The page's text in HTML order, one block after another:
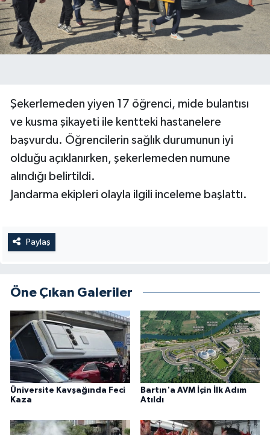
Şekerlemeden yiyen 17 öğrenci, mide bulantısı
ve kusma şikayeti ile kentteki hastanelere
başvurdu. Öğrencilerin sağlık durumunun iyi
olduğu açıklanırken, şekerlemeden numune
alındığı belirtildi.
Jandarma ekipleri olayla ilgili inceleme başlattı.
Paylaş
Öne Çıkan Galeriler
Üniversite Kavşağında Feci
Kaza
Bartın'a AVM İçin İlk Adım
Atıldı